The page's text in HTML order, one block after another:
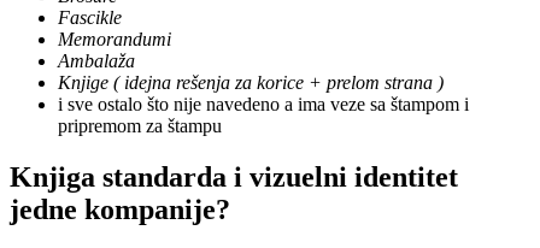
Fascikle
Memorandumi
Ambalaža
Knjige ( idejna rešenja za korice + prelom strana )
i sve ostalo što nije navedeno a ima veze sa štampom i
pripremom za štampu
Knjiga standarda i vizuelni identitet
jedne kompanije?